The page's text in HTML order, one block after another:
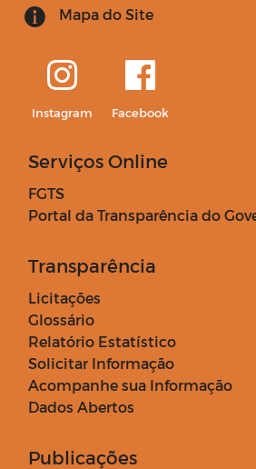
Mapa do Site
Instagram Facebook
Serviços Online
FGTS
Portal da Transparência do
Transparência
Licitações
Glossário
Relatório Estatístico
Solicitar Informação
Acompanhe sua Informação
Dados Abertos
Publicações